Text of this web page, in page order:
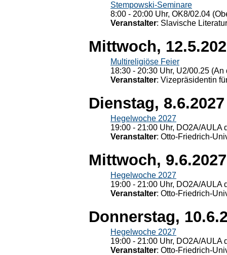
Stempowski-Seminare
8:00 - 20:00 Uhr, OK8/02.04
Veranstalter: Slavische
Mittwoch,
Multireligiöse Feier
18:30 - 20:30 Uhr, U2/00.25
Veranstalter: Vizepräsidentin
Dienstag, 8.6.2027
Hegelwoche 2027
19:00 - 21:00 Uhr, DO2A/
Veranstalter: Otto-Friedrich-
Mittwoch, 9.6.2027
Hegelwoche 2027
19:00 - 21:00 Uhr, DO2A/
Veranstalter: Otto-Friedrich-
Donnerstag,
Hegelwoche 2027
19:00 - 21:00 Uhr, DO2A/
Veranstalter: Otto-Friedrich-